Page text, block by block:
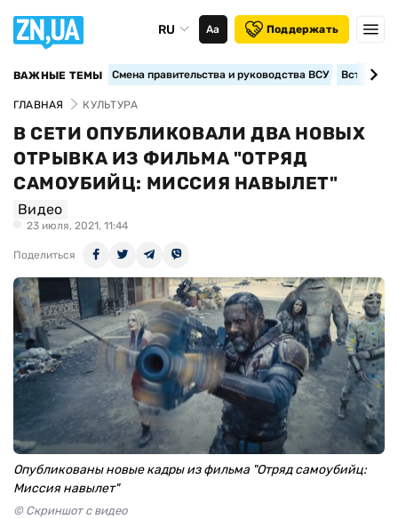
RU Аа Поддержать
ВАЖНЫЕ ТЕМЫ Смена правительства и руководства ВСУ
ГЛАВНАЯ КУЛЬТУРА
В СЕТИ ОПУБЛИКОВАЛИ ДВА НОВЫХ
ОТРЫВКА ИЗ ФИЛЬМА "ОТРЯД
САМОУБИЙЦ: МИССИЯ НАВЫЛЕТ"
Видео
23 июля, 2021, 11:44
Поделиться
Опубликованы новые кадры из фильма "Отряд самоубийц:
Миссия навылет"
© Скриншот с видео